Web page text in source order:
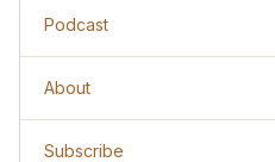
Podcast
About
Subscribe